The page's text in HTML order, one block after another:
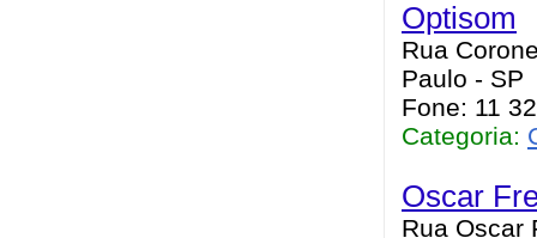
Optisom
Rua
Paulo - SP
Fone: 11
Categoria:
Oscar
Rua Oscar